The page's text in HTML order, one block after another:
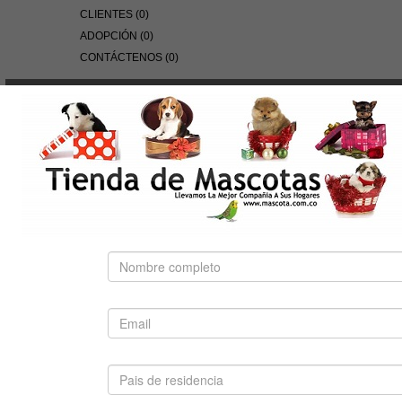
CLIENTES (0)
ADOPCIÓN (0)
CONTÁCTENOS (0)
ARTICULOS
DIAMOND
DOG CHOW
EUKANUBA
OF THE WILD
PEDIGREE
ROYAL CANIN
BÚSQUEDA RÁPIDA